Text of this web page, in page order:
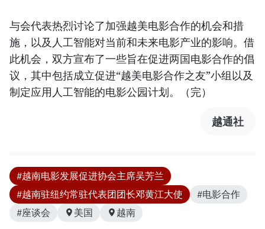
与会代表热烈讨论了加强越美电影合作的机会和措
施，以及人工智能对当前和未来电影产业的影响。借
此机会，双方宣布了一些旨在促进两国电影合作的倡
议，其中包括成立促进“越美电影合作之友”小组以及
制定应用人工智能的电影公园计划。（完）
越通社
#越南电影发展促进协会主席吴芳兰
#越南驻纽约常驻代表团团长邓黄江大使
#电影合作
#座谈会
美国 越南